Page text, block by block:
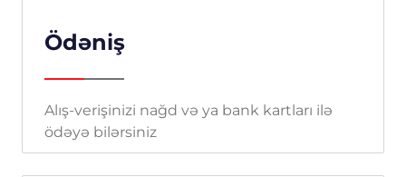
Ödəniş
Alış-verişinizi nağd və ya bank kartları ilə
ödəyə bilərsiniz